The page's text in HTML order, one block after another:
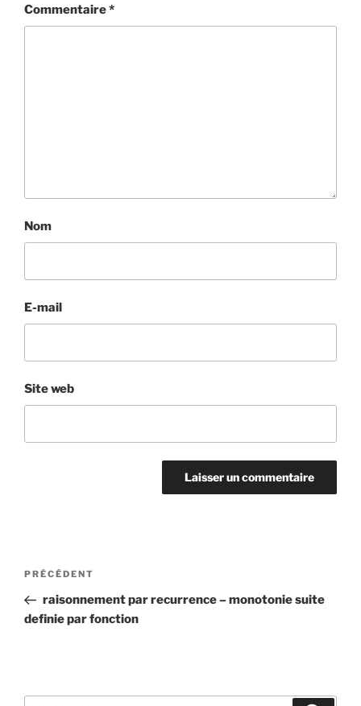
Commentaire*
Nom
E-mail
Site web
Navigation
l’article
Article
précédent
PRÉCÉDENT
raisonnement par recurrence – monotonie suite
definie par fonction